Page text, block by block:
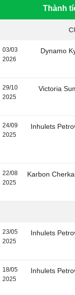
Thành
03/03
2026
Dynamo
29/10
2025
Victoria
24/09
2025
Inhulets
22/08
2025
Karbon
23/05
2025
Inhulets
18/05
2025
Inhulets